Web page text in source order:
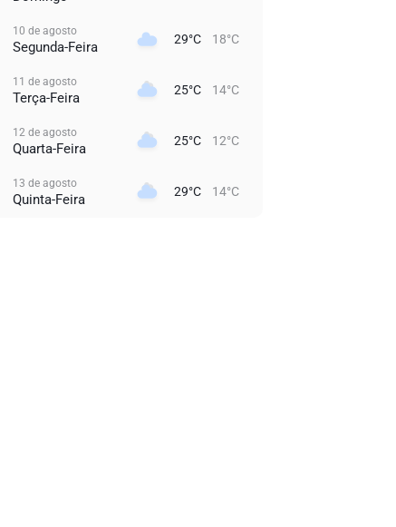
10 de agosto
Segunda-Feira 29°C 18°C
11 de agosto
Terça-Feira 25°C 14°C
12 de agosto
Quarta-Feira 25°C 12°C
13 de agosto
Quinta-Feira 29°C 14°C